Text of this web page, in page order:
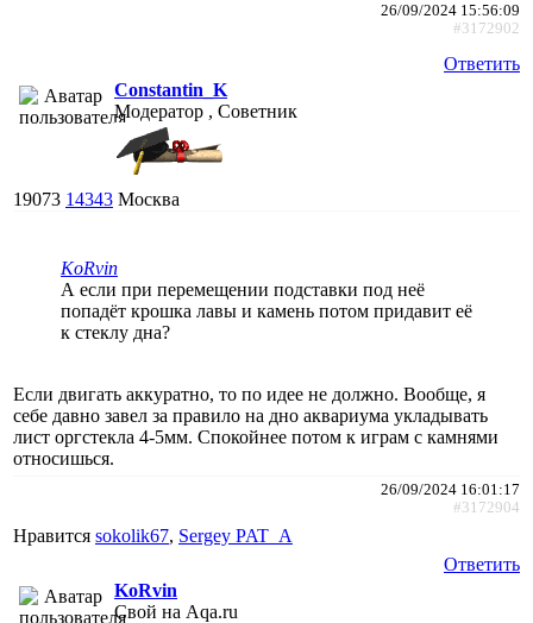
26/09/2024 15:56:09
#3172902
Ответить
Constantin_K
Модератор , Советник
19073 14343 Москва
KoRvin
А если при перемещении подставки под неё
попадёт крошка лавы и камень потом придавит её
к стеклу дна?
Если двигать аккуратно, то по идее не должно. Вообще, я
себе давно завел за правило на дно аквариума укладывать
лист оргстекла 4-5мм. Спокойнее потом к играм с камнями
относишься.
26/09/2024 16:01:17
#3172904
Нравится sokolik67, Sergey PAT_A
Ответить
KoRvin
Свой на Aqa.ru